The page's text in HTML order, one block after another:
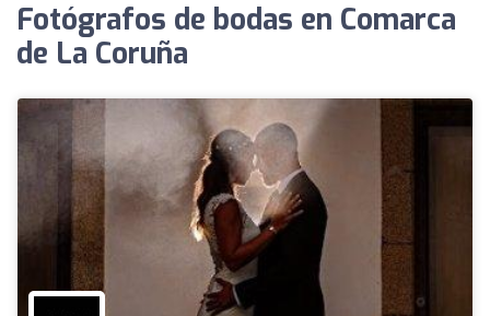
Fotógrafos de bodas en Comarca
de La Coruña